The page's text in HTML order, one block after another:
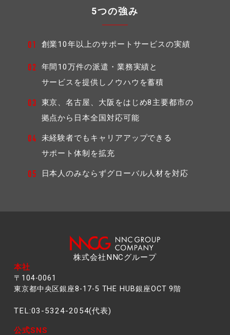
5つの強み
01 創業10年以上のサポートサービスの実績
02
年間10万件の派遣・業務実績と
サービスを提供しノウハウを蓄積
03
東京、名古屋、大阪をはじめ8主要都市の
拠点から⽇本全国対応可能
04
未経験者でもキャリアアップできる
サポート体制を拡充
05 日本人のみならずグローバル人材を対応
株式会社NNCグループ
本社
〒104-0061
東京都中央区銀座8-17-5 THE HUB銀座OCT 9階
TEL:03-5324-2054(代表)
公式SNS